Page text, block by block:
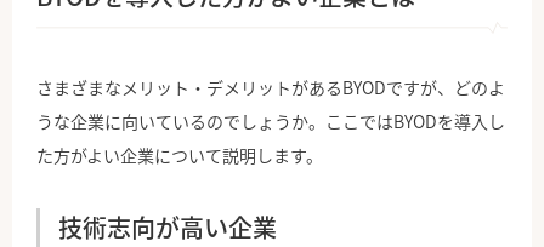
さまざまなメリット・デメリットがあるBYODですが、どのよ
うな企業に向いているのでしょうか。ここではBYODを導入し
た方がよい企業について説明します。
技術志向が高い企業